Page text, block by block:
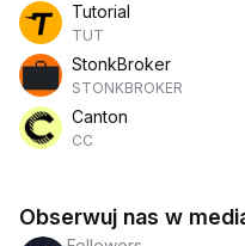
Tutorial
TUT
StonkBroker
STONKBROKER
Canton
CC
Obserwuj nas w